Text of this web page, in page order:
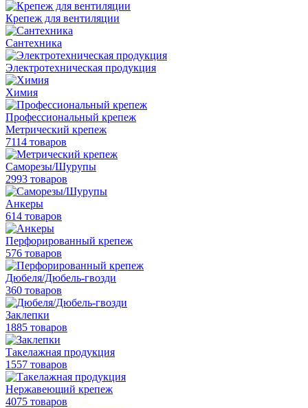
Крепеж для вентиляции
Сантехника
Электротехническая продукция
Химия
Профессиональный крепеж
Метрический крепеж
7114 товаров
Саморезы/Шурупы
2993 товаров
Анкеры
614 товаров
Перфорированный крепеж
576 товаров
Дюбеля/Дюбель-гвозди
360 товаров
Заклепки
1885 товаров
Такелажная продукция
1557 товаров
Нержавеющий крепеж
4075 товаров